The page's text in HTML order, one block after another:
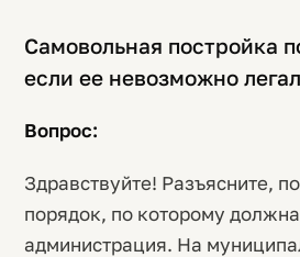
Самовольная постройка
если ее невозможно
Вопрос:
Здравствуйте! Разъясните,
порядок, по которому
администрация. На